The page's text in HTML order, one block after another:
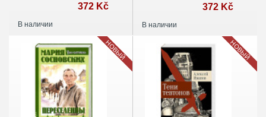
372 Kč
В наличии
372 Kč
В наличии
НОВЫЙ НОВЫЙ